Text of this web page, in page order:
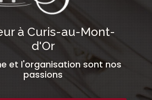
à Curis-au-Mont-
d'Or
et l'organisation sont nos
passions